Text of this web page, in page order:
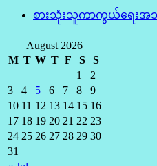
စားသုံးသူကာကွယ်ရေးအသိ
August 2026
M T W T F S S
1
2
3
4 5 6 7 8
9
10 11 12 13 14 15 16
17 18 19 20 21 22 23
24 25 26 27 28 29 30
31